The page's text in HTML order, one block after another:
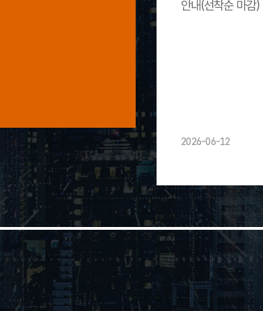
안내(선착순 마감)
2026-06-12